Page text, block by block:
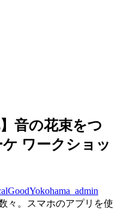
音の花束をつ
ワークショッ
々。スマホのアプリを使